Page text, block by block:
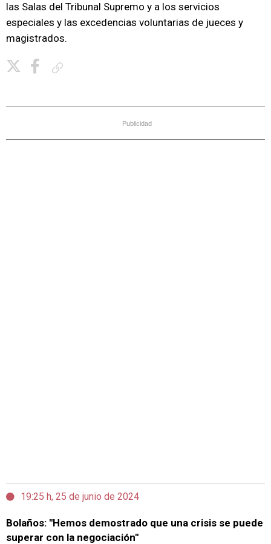
las Salas del Tribunal Supremo y a los servicios
especiales y las excedencias voluntarias de jueces y
magistrados.
Publicidad
19:25 h, 25 de junio de 2024
Bolaños: "Hemos demostrado que una crisis se puede
superar con la negociación"